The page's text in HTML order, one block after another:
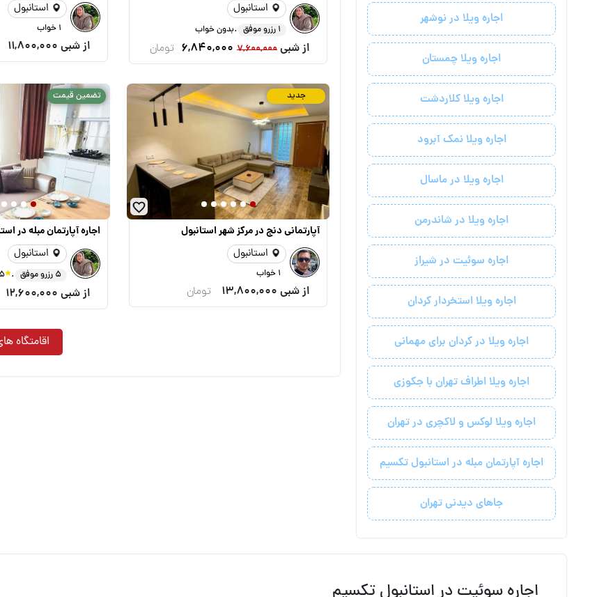
اجاره ویلا در نوشهر
اجاره ویلا چمستان
اجاره ویلا کلاردشت
اجاره ویلا نمک آبرود
اجاره ویلا در ماسال
اجاره ویلا در شاندرمن
اجاره سوئیت در شیراز
اجاره ویلا استخردار کردان
اجاره ویلا در کردان برای مهمانی
اجاره ویلا اطراف تهران با جکوزی
اجاره ویلا لوکس و لاکچری در تهران
اجاره آپارتمان مبله در استانبول تکسیم
جاهای دیدنی تهران
استانبول
1 رزرو موفق .بدون خواب
از شبی7,600,000
6,840,000 تومان
استانبول
1 خواب
از شبی 11,800,000
جدید
آپارتمانی دنج در مرکز شهر استانبول
استانبول
1 خواب
از شبی 13,800,000 تومان
تضمین قیمت
اجاره آپارتمان مبله در
استانبول
5 رزرو موفق .
5
از شبی 12,600,000
اقامتگاه
اجاره سوئیت در استانبول تکسیم